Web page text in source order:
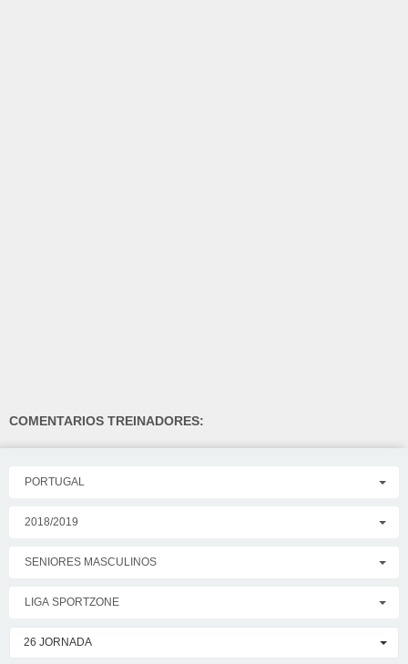
COMENTARIOS TREINADORES:
PORTUGAL
2018/2019
SENIORES MASCULINOS
LIGA SPORTZONE
26 JORNADA